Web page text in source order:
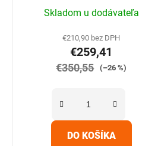
hodnotenie
produktu
je
5,0
Skladom u dodávateľa
€210,90 bez DPH
€259,41
€350,55 (–26 %)
DO KOŠÍKA